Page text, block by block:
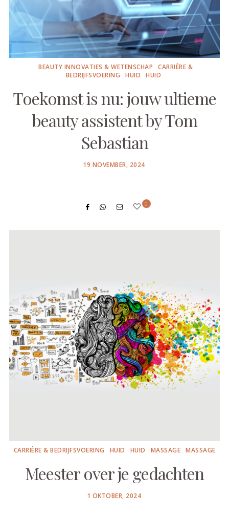
BEAUTY INNOVATIES & WETENSCHAP
CARRIÈRE &
BEDRIJFSVOERING
HUID HUID
Toekomst is nu: jouw ultieme
beauty assistent by Tom
Sebastian
POSTED
19 NOVEMBER, 2024
0
CARRIÈRE & BEDRIJFSVOERING HUID HUID MASSAGE MASSAGE
Meester over je gedachten
POSTED
1 OKTOBER, 2024